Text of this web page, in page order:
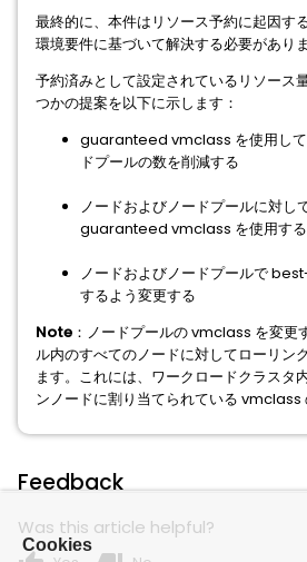
最終的に、本件はリソース予約に起因す
環境要件に基づいて解決する必要がありま
予約済みとして設定されているリソース
つかの提案を以下に示します：
guaranteed vmclass を使用して
ドプールの数を削減する
ノードおよびノードプールに対し
guaranteed vmclass を使用する
ノードおよびノードプールで
するよう変更する
Note ：ノードプールの vmclass を変更
ル内のすべてのノードに対してローリン
ます。これには、ワークロードクラスタ
ンノードに割り当てられている vmclass
Feedback
Was this article helpful?
Cookies